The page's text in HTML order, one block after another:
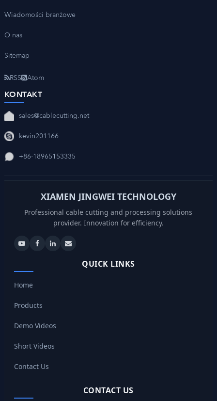
Wiadomości branżowe
O nas
Sitemap
RSS Atom
KONTAKT
sales@cablecutting.net
kevin201166
+86-18965153335
XIAMEN JINGWEI TECHNOLOGY
Professional cable cutting and processing solutions
provider. Innovation for efficiency.
QUICK LINKS
Home
Products
Demo Videos
Short Videos
Contact Us
CONTACT US